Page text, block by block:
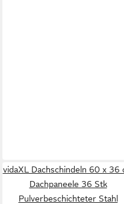
vidaXL Dachschindeln 60 x 36
Dachpaneele 36 Stk
Pulverbeschichteter Stahl